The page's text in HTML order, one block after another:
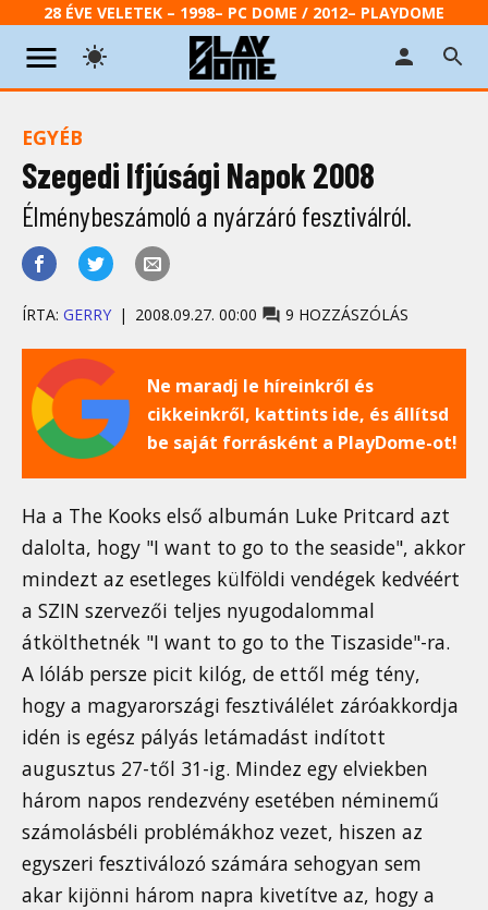
28 ÉVE VELETEK – 1998– PC DOME / 2012– PLAYDOME
EGYÉB
Szegedi Ifjúsági Napok 2008
Élménybeszámoló a nyárzáró fesztiválról.
ÍRTA: GERRY 2008.09.27. 00:00 9 HOZZÁSZÓLÁS
Ne maradj le híreinkről és
cikkeinkről, kattints ide, és állítsd
be saját forrásként a PlayDome-ot!
Ha a The Kooks első albumán Luke Pritcard azt
dalolta, hogy "I want to go to the seaside", akkor
mindezt az esetleges külföldi vendégek kedvéért
a SZIN szervezői teljes nyugodalommal
átkölthetnék "I want to go to the Tiszaside"-ra.
A lóláb persze picit kilóg, de ettől még tény,
hogy a magyarországi fesztiválélet záróakkordja
idén is egész pályás letámadást indított
augusztus 27-től 31-ig. Mindez egy elviekben
három napos rendezvény esetében néminemű
számolásbéli problémákhoz vezet, hiszen az
egyszeri fesztiválozó számára sehogyan sem
akar kijönni három napra kivetítve az, hogy a